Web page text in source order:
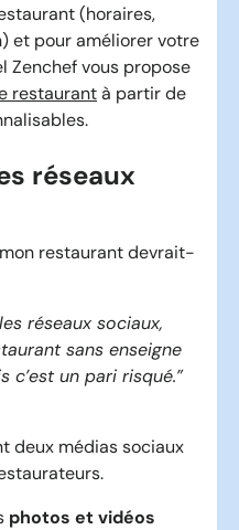
(horaires,
et pour améliorer votre
Zenchef vous propose
restaurantà partir de
réseaux
restaurant devrait-
réseaux sociaux,
sans enseigne
un pari risqué.”
deux médias sociaux
photos et vidéos